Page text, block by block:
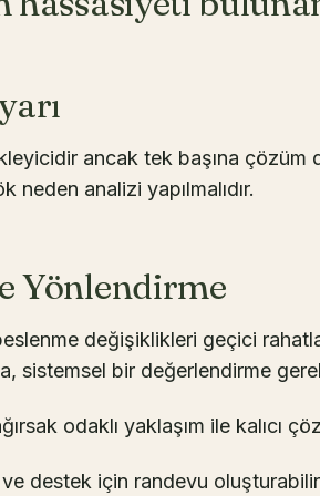
ancak tek başına çözüm
neden analizi yapılmalıdır.
Yönlendirme
değişiklikleri geçici
sistemsel bir değerlendirme
odaklı yaklaşım ile kalıcı
destek için randevu